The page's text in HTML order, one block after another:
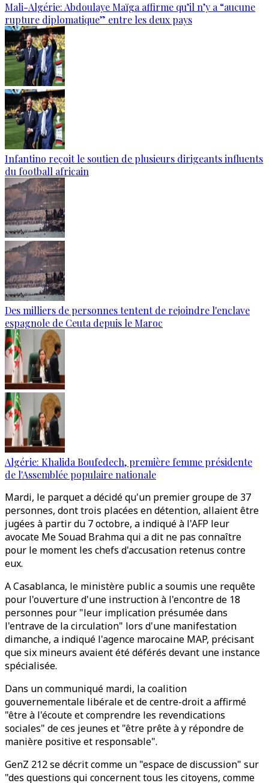
Mali-Algérie: Abdoulaye Maïga affirme qu’il n’y a “aucune
rupture diplomatique” entre les deux pays
Infantino reçoit le soutien de plusieurs dirigeants influents
du football africain
Des milliers de personnes tentent de rejoindre l'enclave
espagnole de Ceuta depuis le Maroc
Algérie: Khalida Boufedech, première femme présidente
de l'Assemblée populaire nationale
Mardi, le parquet a décidé qu'un premier groupe de 37
personnes, dont trois placées en détention, allaient être
jugées à partir du 7 octobre, a indiqué à l'AFP leur
avocate Me Souad Brahma qui a dit ne pas connaître
pour le moment les chefs d'accusation retenus contre
eux.
A Casablanca, le ministère public a soumis une requête
pour l'ouverture d'une instruction à l'encontre de 18
personnes pour "leur implication présumée dans
l'entrave de la circulation" lors d'une manifestation
dimanche, a indiqué l'agence marocaine MAP, précisant
que six mineurs avaient été déférés devant une instance
spécialisée.
Dans un communiqué mardi, la coalition
gouvernementale libérale et de centre-droit a affirmé
"être à l'écoute et comprendre les revendications
sociales" de ces jeunes et "être prête à y répondre de
manière positive et responsable".
GenZ 212 se décrit comme un "espace de discussion" sur
"des questions qui concernent tous les citoyens, comme